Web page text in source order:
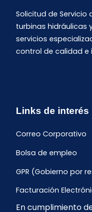
Solicitud de
turbinas hidráulicas
servicios
control de calidad e
Links de interés
Correo Corporativo
Bolsa de empleo
GPR (Gobierno por
Facturación
Archivo Histórico de
En cumplimiento